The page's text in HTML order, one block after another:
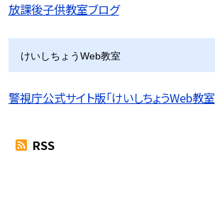
放課後子供教室ブログ
けいしちょうWeb教室
警視庁公式サイト版「けいしちょうWeb教室
RSS